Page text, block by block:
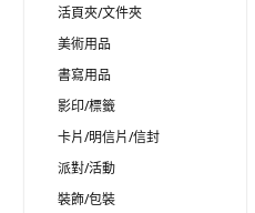
活頁夾/文件夾
美術用品
書寫用品
影印/標籤
卡片/明信片/信封
派對/活動
裝飾/包裝